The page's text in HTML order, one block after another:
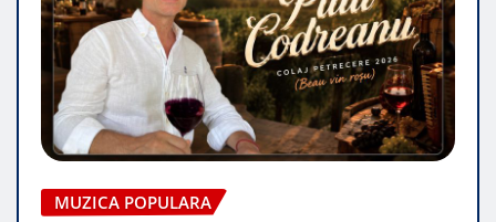
MUZICA POPULARA